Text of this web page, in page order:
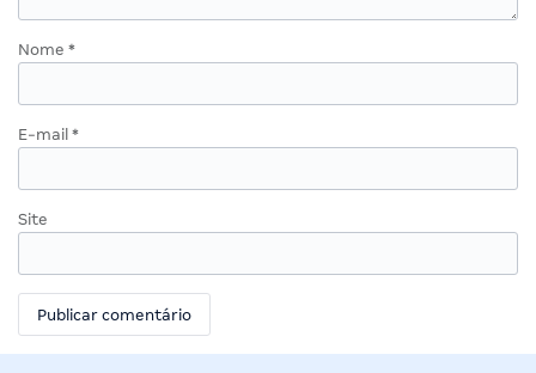
Nome *
E-mail *
Site